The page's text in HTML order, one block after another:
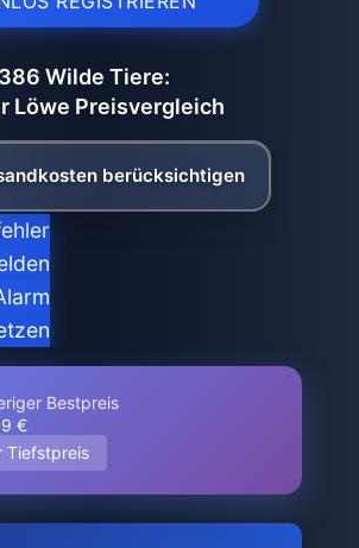
Wilde Tiere:
Löwe Preisvergleich
berücksichtigen
Bestpreis
€
Tiefstpreis